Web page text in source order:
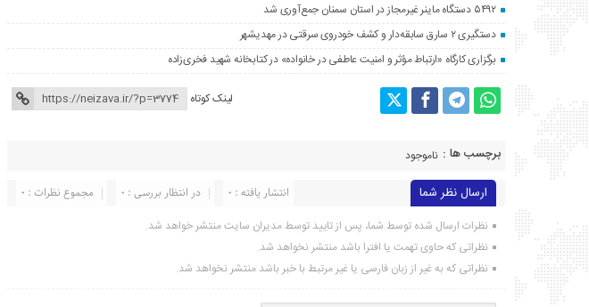
۵۴۹۲ دستگاه ماینر غیرمجاز در استان سمنان جمع‌آوری شد
دستگیری ۲ سارق سابقه‌دار و کشف خودروی سرقتی در مهدیشهر
برگزاری کارگاه «ارتباط مؤثر و امنیت عاطفی در خانواده» در کتابخانه شهید فخری‌زاده
لینک کوتاه
برچسب ها : ناموجود
ارسال نظر شما مجموع نظرات : 0 در انتظار بررسی : 0 انتشار یافته : ۰
نظرات ارسال شده توسط شما، پس از تایید توسط مدیران سایت منتشر خواهد شد.
نظراتی که حاوی تهمت یا افترا باشد منتشر نخواهد شد.
نظراتی که به غیر از زبان فارسی یا غیر مرتبط با خبر باشد منتشر نخواهد شد.